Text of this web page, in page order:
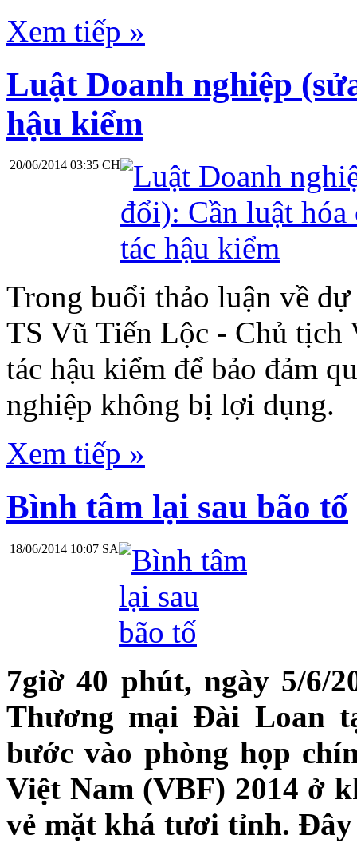
Xem tiếp »
Luật Doanh nghiệp
hậu kiểm
20/06/2014 03:35 CH
Trong buổi thảo luận về
TS Vũ Tiến Lộc - Chủ tịch
tác hậu kiểm để bảo đảm
nghiệp không bị lợi dụng.
Xem tiếp »
Bình tâm lại sau bão tố
18/06/2014 10:07 SA
7giờ 40 phút, ngày 5/6/
Thương mại Đài Loan
bước vào phòng họp
Việt Nam (VBF) 2014 ở
vẻ mặt khá tươi tỉnh.